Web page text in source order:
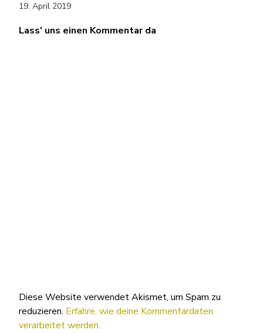
19. April 2019
Lass' uns einen Kommentar da
Diese Website verwendet Akismet, um Spam zu
reduzieren. Erfahre, wie deine Kommentardaten
verarbeitet werden.